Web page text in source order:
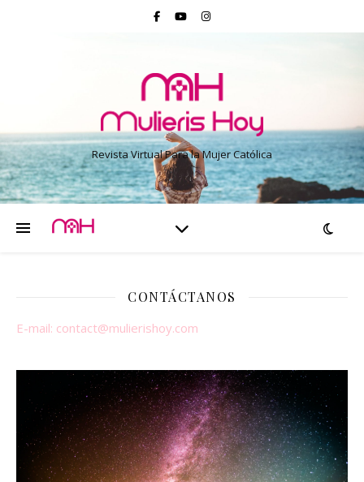
Revista Virtual Para la Mujer Católica
CONTÁCTANOS
E-mail: contact@mulierishoy.com